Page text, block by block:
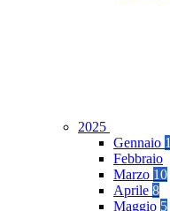
2025
Gennaio 1
Febbraio
Marzo 10
Aprile 8
Maggio 5